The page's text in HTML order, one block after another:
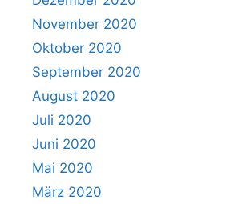
November 2020
Oktober 2020
September 2020
August 2020
Juli 2020
Juni 2020
Mai 2020
März 2020